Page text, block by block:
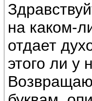
на каком-
отдает
этого ли у